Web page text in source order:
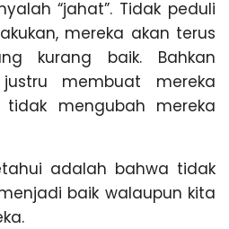
“jahat”. Tidak peduli
mereka akan terus
kurang baik. Bahkan
membuat mereka
mengubah mereka
adalah bahwa tidak
baik walaupun kita